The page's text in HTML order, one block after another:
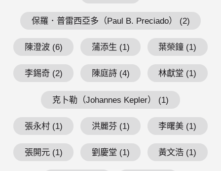
保羅．普雷西亞多（Paul B. Preciado） (2)
陳澄波 (6) 蒲添生 (1) 葉榮鐘 (1)
李錫奇 (2) 陳庭詩 (4) 林獻堂 (1)
克卜勒（Johannes Kepler） (1)
張永村 (1) 洪麗芬 (1) 李曙美 (1)
張開元 (1) 劉慶堂 (1) 黃文浩 (1)